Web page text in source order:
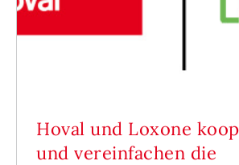
Hoval und Loxone
und vereinfachen die